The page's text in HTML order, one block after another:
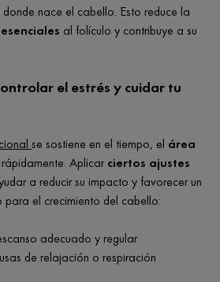
nace el cabello. Esto reduce la
al folículo y contribuye a su
el estrés y cuidar tu
se sostiene en el tiempo, el área
Aplicarciertos ajustes
a reducir su impacto y favorecer un
para el crecimiento del cabello:
adecuado y regular
de relajación o respiración